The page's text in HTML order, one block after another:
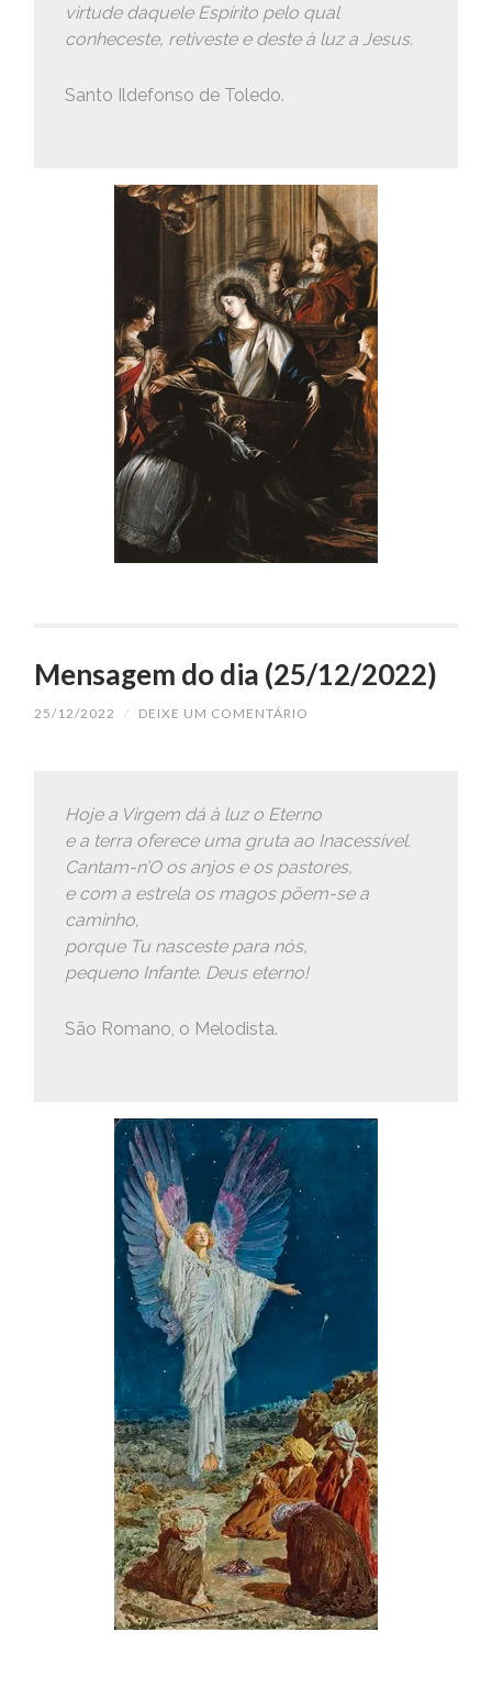
virtude daquele Espírito pelo qual
conheceste, retiveste e deste à luz a Jesus.
Santo Ildefonso de Toledo.
Mensagem do dia (25/12/2022)
25/12/2022 / DEIXE UM COMENTÁRIO
Hoje a Virgem dá à luz o Eterno
e a terra oferece uma gruta ao Inacessível.
Cantam-n’O os anjos e os pastores,
e com a estrela os magos põem-se a
caminho,
porque Tu nasceste para nós,
pequeno Infante. Deus eterno!
São Romano, o Melodista.